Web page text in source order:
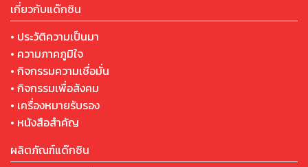
เกี่ยวกับแด๊กซิน
• ประวัติความเป็นมา
• ความภาคภูมิใจ
• กิจกรรมความเชื่อมั่น
• กิจกรรมเพื่อสังคม
• เครื่องหมายรับรอง
• หนังสือสำคัญ
ผลิตภัณฑ์แด๊กซิน